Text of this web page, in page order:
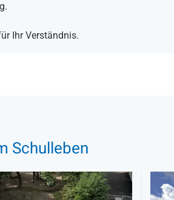
Ihr Verständnis.
Schulleben